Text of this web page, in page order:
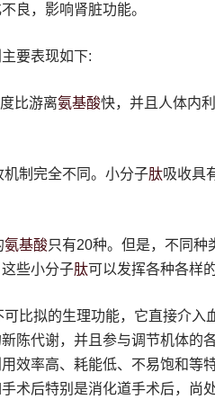
良，影响肾脏功能。
要表现如下:
比游离氨基酸快，并且人体内
机制完全不同。小分子肽吸收具
氨基酸只有20种。但是，不同种
些小分子肽可以发挥各种各样
可比拟的生理功能，它直接介入
陈代谢，并且参与调节机体的
效率高、耗能低、不易饱和等
术后特别是消化道手术后，尚